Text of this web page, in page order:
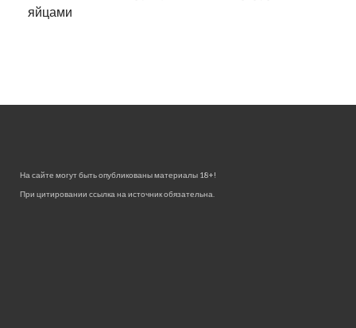
яйцами
На сайте могут быть опубликованы материалы 18+!
При цитировании ссылка на источник обязательна.